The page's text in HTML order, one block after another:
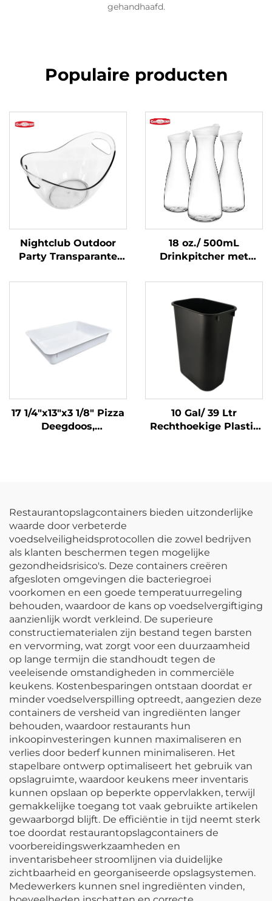
gehandhaafd.
Populaire producten
Nightclub Outdoor
Party Transparante
Champagne Emmer
18 oz./ 500mL
Drinkpitcher met
Transparant
17 1/4"x13"x3 1/8" Pizza
Deegdoos,
10 Gal/ 39 Ltr
Rechthoekige Plastic
Restaurantopslagcontainers bieden uitzonderlijke
waarde door verbeterde
voedselveiligheidsprotocollen die zowel bedrijven
als klanten beschermen tegen mogelijke
gezondheidsrisico's. Deze containers creëren
afgesloten omgevingen die bacteriegroei
voorkomen en een goede temperatuurregeling
behouden, waardoor de kans op voedselvergiftiging
aanzienlijk wordt verkleind. De superieure
constructiematerialen zijn bestand tegen barsten
en vervorming, wat zorgt voor een duurzaamheid
op lange termijn die standhoudt tegen de
veeleisende omstandigheden in commerciële
keukens. Kostenbesparingen ontstaan doordat er
minder voedselverspilling optreedt, aangezien deze
containers de versheid van ingrediënten langer
behouden, waardoor restaurants hun
inkoopinvesteringen kunnen maximaliseren en
verlies door bederf kunnen minimaliseren. Het
stapelbare ontwerp optimaliseert het gebruik van
opslagruimte, waardoor keukens meer inventaris
kunnen opslaan op beperkte oppervlakken, terwijl
gemakkelijke toegang tot vaak gebruikte artikelen
gewaarborgd blijft. De efficiëntie in tijd neemt sterk
toe doordat restaurantopslagcontainers de
voorbereidingswerkzaamheden en
inventarisbeheer stroomlijnen via duidelijke
zichtbaarheid en georganiseerde opslagsystemen.
Medewerkers kunnen snel ingrediënten vinden,